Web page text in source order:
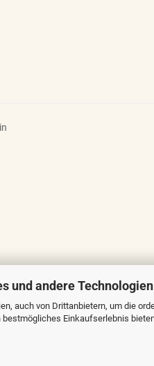
und andere Technologien
auch von Drittanbietern, um die
Einkaufserlebnis